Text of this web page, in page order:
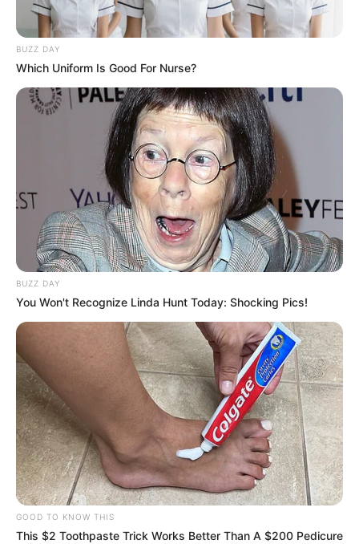
BUZZ DAY
Which Uniform Is Good For Nurse?
BUZZ DAY
You Won't Recognize Linda Hunt Today: Shocking Pics!
GOOD TO KNOW THIS
This $2 Toothpaste Trick Works Better Than A $200 Pedicure